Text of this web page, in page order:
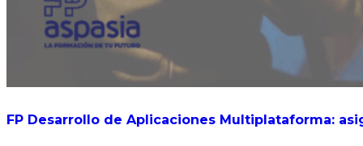
FP Desarrollo de Aplicaciones Multiplataforma: